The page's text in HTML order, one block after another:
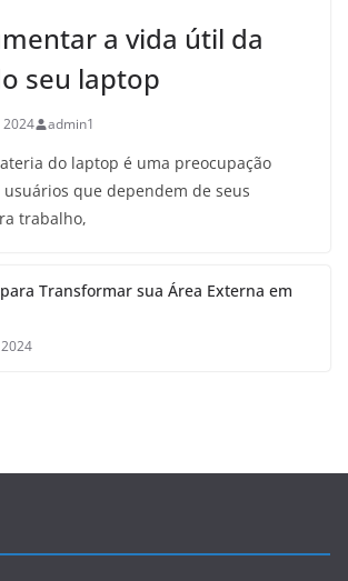
a vida útil da
seu laptop
2024 admin1
do laptop é uma preocupação
que dependem de seus
trabalho,
Transformar sua Área Externa em